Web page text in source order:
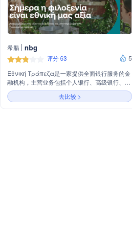
希腊 nbg
评分 63
5
Εθνική Τράπεζα是一家提供全面银行服务的金
融机构，主营业务包括个人银行、高级银行、私
人银行、企业银行和投资银行服务。此外，还提
供数字银行服务，涵盖日常交易、账户管理、信
用卡服务、预付卡、保险和投资产品等。
去比较 >